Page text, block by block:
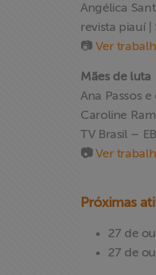
Angélica
revista piauí |
📷Ver
Mães de luta
Ana Passos
Caroline
TV Brasil –
📷Ver
Próximas
27 de
27 de